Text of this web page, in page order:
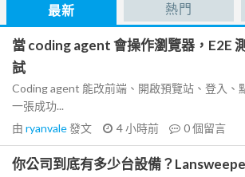
最新 熱門
當 coding agent 會操作瀏覽器，E2E
試
Coding agent 能改前端、開啟預覽站、登入、
一張成功...
由 ryanvale發文 4 小時前 0個留言
你公司到底有多少台設備？